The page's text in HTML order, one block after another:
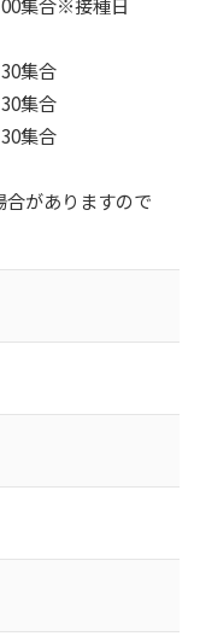
集合
集合
集合
がありますので